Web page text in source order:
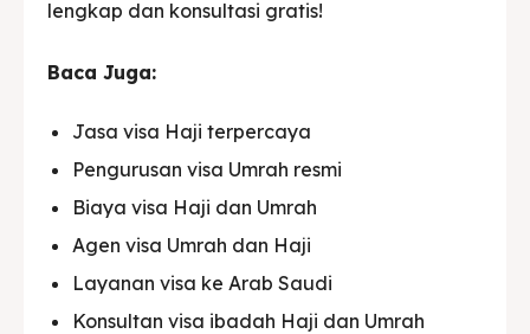
lengkap dan konsultasi gratis!
Baca Juga:
Jasa visa Haji terpercaya
Pengurusan visa Umrah resmi
Biaya visa Haji dan Umrah
Agen visa Umrah dan Haji
Layanan visa ke Arab Saudi
Konsultan visa ibadah Haji dan Umrah